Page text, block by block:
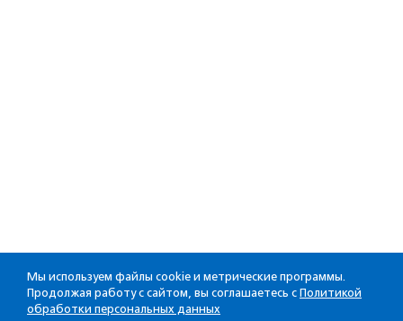
Мы используем файлы cookie и метрические программы.
Продолжая работу с сайтом, вы соглашаетесь с Политикой
обработки персональных данных